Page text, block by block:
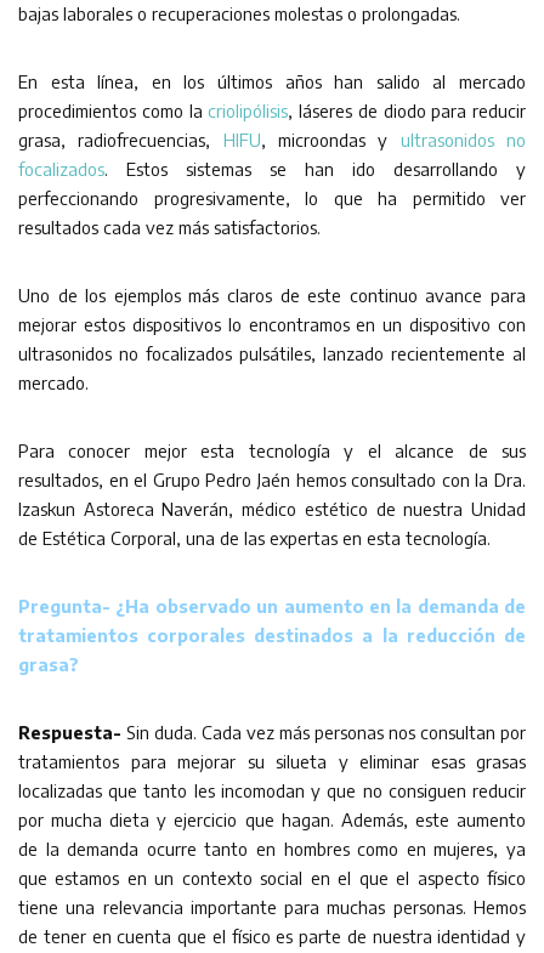
bajas laborales o recuperaciones molestas o prolongadas.
En esta línea, en los últimos años han salido al mercado
procedimientos como la criolipólisis, láseres de diodo para reducir
grasa, radiofrecuencias, HIFU, microondas y ultrasonidos no
focalizados. Estos sistemas se han ido desarrollando y
perfeccionando progresivamente, lo que ha permitido ver
resultados cada vez más satisfactorios.
Uno de los ejemplos más claros de este continuo avance para
mejorar estos dispositivos lo encontramos en un dispositivo con
ultrasonidos no focalizados pulsátiles, lanzado recientemente al
mercado.
Para conocer mejor esta tecnología y el alcance de sus
resultados, en el Grupo Pedro Jaén hemos consultado con la Dra.
Izaskun Astoreca Naverán, médico estético de nuestra Unidad
de Estética Corporal, una de las expertas en esta tecnología.
Pregunta- ¿Ha observado un aumento en la demanda de
tratamientos corporales destinados a la reducción de
grasa?
Respuesta- Sin duda. Cada vez más personas nos consultan por
tratamientos para mejorar su silueta y eliminar esas grasas
localizadas que tanto les incomodan y que no consiguen reducir
por mucha dieta y ejercicio que hagan. Además, este aumento
de la demanda ocurre tanto en hombres como en mujeres, ya
que estamos en un contexto social en el que el aspecto físico
tiene una relevancia importante para muchas personas. Hemos
de tener en cuenta que el físico es parte de nuestra identidad y